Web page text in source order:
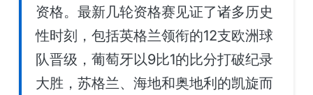
资格。最新几轮资格赛见证了诸多历史
性时刻，包括英格兰领衔的12支欧洲球
队晋级，葡萄牙以9比1的比分打破纪录
大胜，苏格兰、海地和奥地利的凯旋而